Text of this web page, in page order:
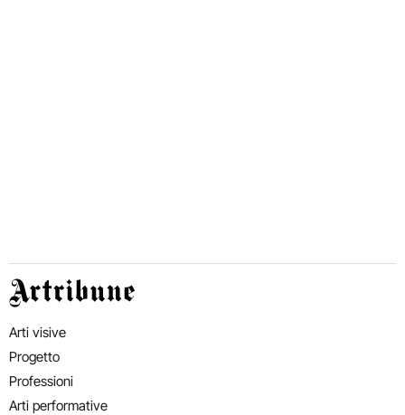
Artribune
Arti visive
Progetto
Professioni
Arti performative